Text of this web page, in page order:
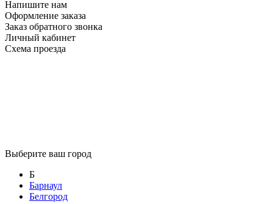
Напишите нам
Оформление заказа
Заказ обратного звонка
Личный кабинет
Схема проезда
Выберите ваш город
Б
Барнаул
Белгород